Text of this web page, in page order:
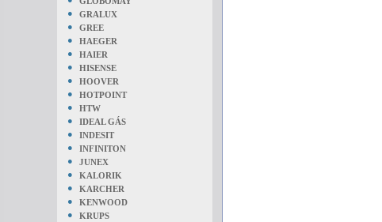
●
GRALUX
●
GREE
●
HAEGER
●
HAIER
●
HISENSE
●
HOOVER
●
HOTPOINT
●
HTW
●
IDEAL GÁS
●
INDESIT
●
INFINITON
●
JUNEX
●
KALORIK
●
KARCHER
●
KENWOOD
●
KRUPS